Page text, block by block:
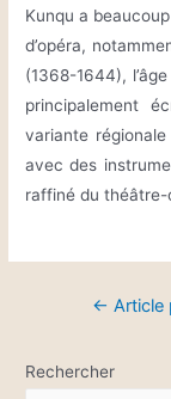
Kunqu a
d’opéra,
(1368-1644),
principalement
variante
avec des
raffiné du théâtre-
← Article
Rechercher